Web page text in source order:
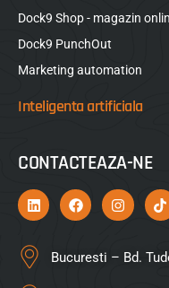
Dock9 Shop - magazin
Dock9 PunchOut
Marketing automation
Inteligenta artificiala
CONTACTEAZA-NE
Bucuresti – Bd.